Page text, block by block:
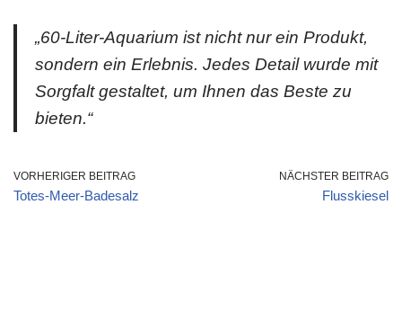
„60-Liter-Aquarium ist nicht nur ein Produkt,
sondern ein Erlebnis. Jedes Detail wurde mit
Sorgfalt gestaltet, um Ihnen das Beste zu
bieten.“
VORHERIGER BEITRAG
Totes-Meer-Badesalz
NÄCHSTER BEITRAG
Flusskiesel